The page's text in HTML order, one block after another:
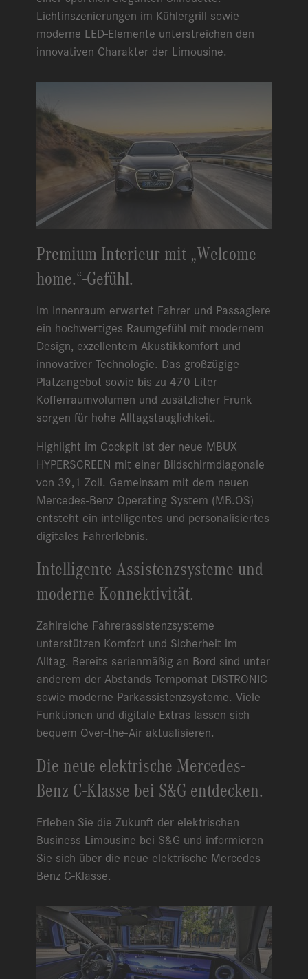
Lichtinszenierungen im Kühlergrill sowie
moderne LED-Elemente unterstreichen den
innovativen Charakter der Limousine.
Premium-Interieur mit „Welcome
home.“-Gefühl.
Im Innenraum erwartet Fahrer und Passagiere
ein hochwertiges Raumgefühl mit modernem
Design, exzellentem Akustikkomfort und
innovativer Technologie. Das großzügige
Platzangebot sowie bis zu 470 Liter
Kofferraumvolumen und zusätzlicher Frunk
sorgen für hohe Alltagstauglichkeit.
Highlight im Cockpit ist der neue MBUX
HYPERSCREEN mit einer Bildschirmdiagonale
von 39,1 Zoll. Gemeinsam mit dem neuen
Mercedes-Benz Operating System (MB.OS)
entsteht ein intelligentes und personalisiertes
digitales Fahrerlebnis.
Intelligente Assistenzsysteme und
moderne Konnektivität.
Zahlreiche Fahrerassistenzsysteme
unterstützen Komfort und Sicherheit im
Alltag. Bereits serienmäßig an Bord sind unter
anderem der Abstands-Tempomat DISTRONIC
sowie moderne Parkassistenzsysteme. Viele
Funktionen und digitale Extras lassen sich
bequem Over-the-Air aktualisieren.
Die neue elektrische Mercedes-
Benz C-Klasse bei S&G entdecken.
Erleben Sie die Zukunft der elektrischen
Business-Limousine bei S&G und informieren
Sie sich über die neue elektrische Mercedes-
Benz C-Klasse.